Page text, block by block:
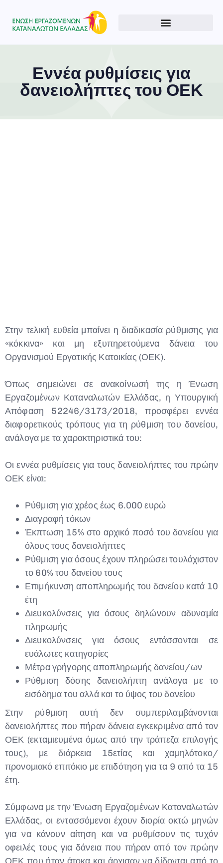
Εννέα ρυθμίσεις για
δανειολήπτες του ΟΕΚ
Στην τελική ευθεία μπαίνει η διαδικασία ρύθμισης για
«κόκκινα» και μη εξυπηρετούμενα δάνεια του
Οργανισμού Εργατικής Κατοικίας (ΟΕΚ).
Όπως σημειώνει σε ανακοίνωσή της η Ένωση
Εργαζομένων Καταναλωτών Ελλάδας, η Υπουργική
Απόφαση 52246/3173/2018, προσφέρει εννέα
διαφορετικούς τρόπους για τη ρύθμιση του δανείου,
ανάλογα με τα χαρακτηριστικά του:
Οι εννέα ρυθμίσεις για τους δανειολήπτες του πρώην
ΟΕΚ είναι:
Ρύθμιση για χρέος έως 6.000 ευρώ
Διαγραφή τόκων
Έκπτωση 15% στο αρχικό ποσό του δανείου για
όλους τους δανειολήπτες
Ρύθμιση για όσους έχουν πληρώσει τουλάχιστον
το 60% του δανείου τους
Επιμήκυνση αποπληρωμής του δανείου κατά 10
έτη
Διευκολύνσεις για όσους δηλώνουν αδυναμία
πληρωμής
Διευκολύνσεις για όσους εντάσσονται σε
ευάλωτες κατηγορίες
Μέτρα γρήγορης αποπληρωμής δανείου/ων
Ρύθμιση δόσης δανειολήπτη ανάλογα με το
εισόδημα του αλλά και το ύψος του δανείου
Στην ρύθμιση αυτή δεν συμπεριλαμβάνονται
δανειολήπτες που πήραν δάνεια εγκεκριμένα από τον
ΟΕΚ (εκταμιευμένα όμως από την τράπεζα επιλογής
τους), με διάρκεια 15ετίας και χαμηλότοκο/
προνομιακό επιτόκιο με επιδότηση για τα 9 από τα 15
έτη.
Σύμφωνα με την Ένωση Εργαζομένων Καταναλωτών
Ελλάδας, οι εντασσόμενοι έχουν διορία οκτώ μηνών
για να κάνουν αίτηση και να ρυθμίσουν τις τυχόν
οφειλές τους για δάνεια που πήραν από τον πρώην